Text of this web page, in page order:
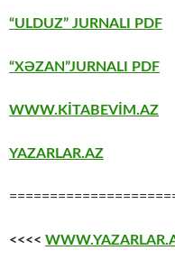
“ULDUZ” JURNALI PDF
“XƏZAN”JURNALI PDF
WWW.KİTABEVİM.AZ
YAZARLAR.AZ
<<<<